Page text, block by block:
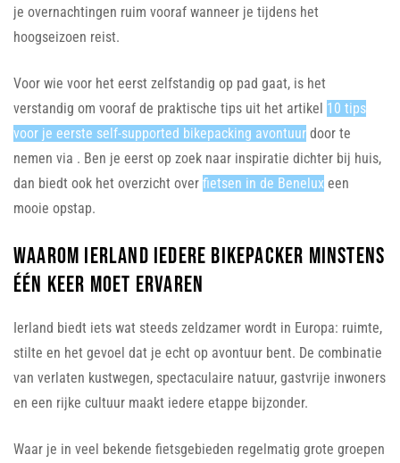
je overnachtingen ruim vooraf wanneer je tijdens het
hoogseizoen reist.
Voor wie voor het eerst zelfstandig op pad gaat, is het
verstandig om vooraf de praktische tips uit het artikel 10 tips
voor je eerste self-supported bikepacking avontuur door te
nemen via . Ben je eerst op zoek naar inspiratie dichter bij huis,
dan biedt ook het overzicht over fietsen in de Benelux een
mooie opstap.
Waarom Ierland iedere bikepacker minstens
één keer moet ervaren
Ierland biedt iets wat steeds zeldzamer wordt in Europa: ruimte,
stilte en het gevoel dat je echt op avontuur bent. De combinatie
van verlaten kustwegen, spectaculaire natuur, gastvrije inwoners
en een rijke cultuur maakt iedere etappe bijzonder.
Waar je in veel bekende fietsgebieden regelmatig grote groepen